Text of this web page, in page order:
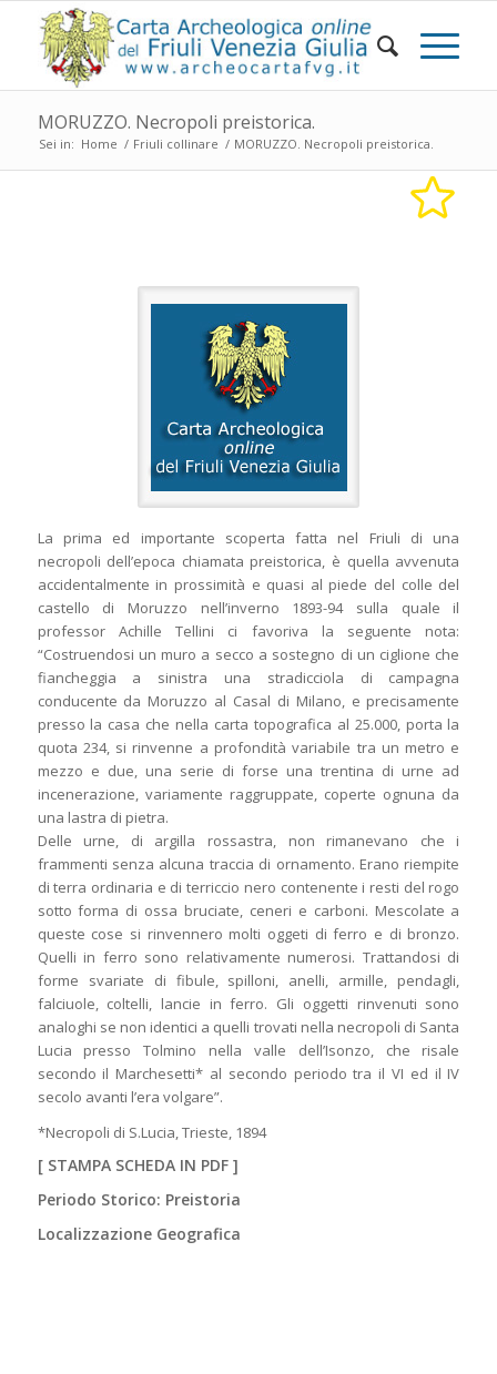
MORUZZO. Necropoli preistorica.
Sei in: Home / Friuli collinare / MORUZZO. Necropoli preistorica.
La prima ed importante scoperta fatta nel Friuli di una
necropoli dell’epoca chiamata preistorica, è quella avvenuta
accidentalmente in prossimità e quasi al piede del colle del
castello di Moruzzo nell’inverno 1893-94 sulla quale il
professor Achille Tellini ci favoriva la seguente nota:
“Costruendosi un muro a secco a sostegno di un ciglione che
fiancheggia a sinistra una stradicciola di campagna
conducente da Moruzzo al Casal di Milano, e precisamente
presso la casa che nella carta topografica al 25.000, porta la
quota 234, si rinvenne a profondità variabile tra un metro e
mezzo e due, una serie di forse una trentina di urne ad
incenerazione, variamente raggruppate, coperte ognuna da
una lastra di pietra.
Delle urne, di argilla rossastra, non rimanevano che i
frammenti senza alcuna traccia di ornamento. Erano riempite
di terra ordinaria e di terriccio nero contenente i resti del rogo
sotto forma di ossa bruciate, ceneri e carboni. Mescolate a
queste cose si rinvennero molti oggeti di ferro e di bronzo.
Quelli in ferro sono relativamente numerosi. Trattandosi di
forme svariate di fibule, spilloni, anelli, armille, pendagli,
falciuole, coltelli, lancie in ferro. Gli oggetti rinvenuti sono
analoghi se non identici a quelli trovati nella necropoli di Santa
Lucia presso Tolmino nella valle dell’Isonzo, che risale
secondo il Marchesetti* al secondo periodo tra il VI ed il IV
secolo avanti l’era volgare”.
*Necropoli di S.Lucia, Trieste, 1894
[ STAMPA SCHEDA IN PDF]
Periodo Storico: Preistoria
Localizzazione Geografica